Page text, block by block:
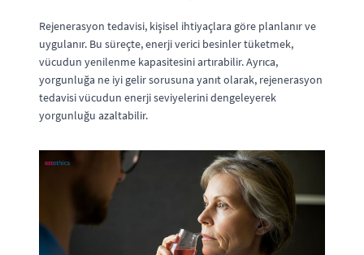
Rejenerasyon tedavisi, kişisel ihtiyaçlara göre planlanır ve
uygulanır. Bu süreçte, enerji verici besinler tüketmek,
vücudun yenilenme kapasitesini artırabilir. Ayrıca,
yorgunluğa ne iyi gelir sorusuna yanıt olarak, rejenerasyon
tedavisi vücudun enerji seviyelerini dengeleyerek
yorgunluğu azaltabilir.